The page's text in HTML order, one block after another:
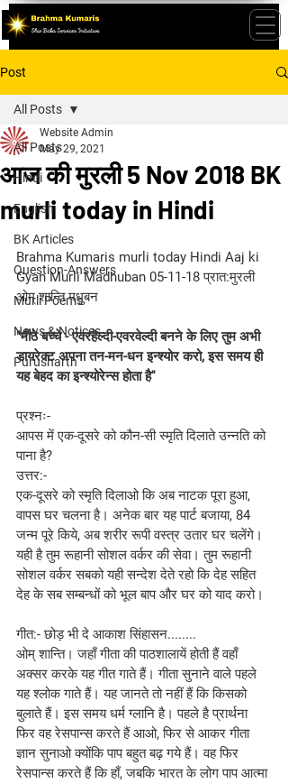
Post
All Posts
Hindi
English
BK Articles
Question-Answers
Murli Poems
News & Notices
Purusharth
All Posts
आज की मुरली 5 Nov 2018 BK
murli today in Hindi
Website Admin
May 29, 2021
Brahma Kumaris murli today Hindi Aaj ki
Gyan Murli Madhuban 05-11-18 प्रात:मुरली
ओम् शान्ति मधुबन
"मीठे बच्चे - एवरहेल्दी-एवरवेल्दी बनने के लिए तुम अभी
डायरेक्ट अपना तन-मन-धन इन्श्योर करो, इस समय ही
यह बेहद का इन्श्योरेन्स होता है''
प्रश्नः-
आपस में एक-दूसरे को कौन-सी स्मृति दिलाते उन्नति को
पाना है?
उत्तर:-
एक-दूसरे को स्मृति दिलाओ कि अब नाटक पूरा हुआ,
वापस घर चलना है। अनेक बार यह पार्ट बजाया, 84
जन्म पूरे किये, अब शरीर रूपी वस्त्र उतार घर चलेंगे।
यही है तुम रूहानी सोशल वर्कर की सेवा। तुम रूहानी
सोशल वर्कर सबको यही सन्देश देते रहो कि देह सहित
देह के सब सम्बन्धों को भूल बाप और घर को याद करो।
गीत:- छोड़ भी दे आकाश सिंहासन........
ओम् शान्ति। जहाँ गीता की पाठशालायें होती हैं वहाँ
अक्सर करके यह गीत गाते हैं। गीता सुनाने वाले पहले
यह श्लोक गाते हैं। यह जानते तो नहीं हैं कि किसको
बुलाते हैं। इस समय धर्म ग्लानि है। पहले है प्रार्थना
फिर वह रेसपान्स करते हैं आओ, फिर से आकर गीता
ज्ञान सुनाओ क्योंकि पाप बहुत बढ़ गये हैं। वह फिर
रेसपान्स करते हैं कि हाँ, जबकि भारत के लोग पाप आत्मा